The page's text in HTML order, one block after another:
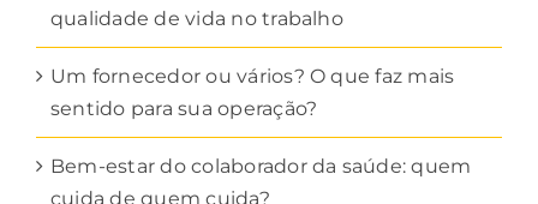
qualidade de vida no trabalho
Um fornecedor ou vários? O que faz mais
sentido para sua operação?
Bem-estar do colaborador da saúde: quem
cuida de quem cuida?